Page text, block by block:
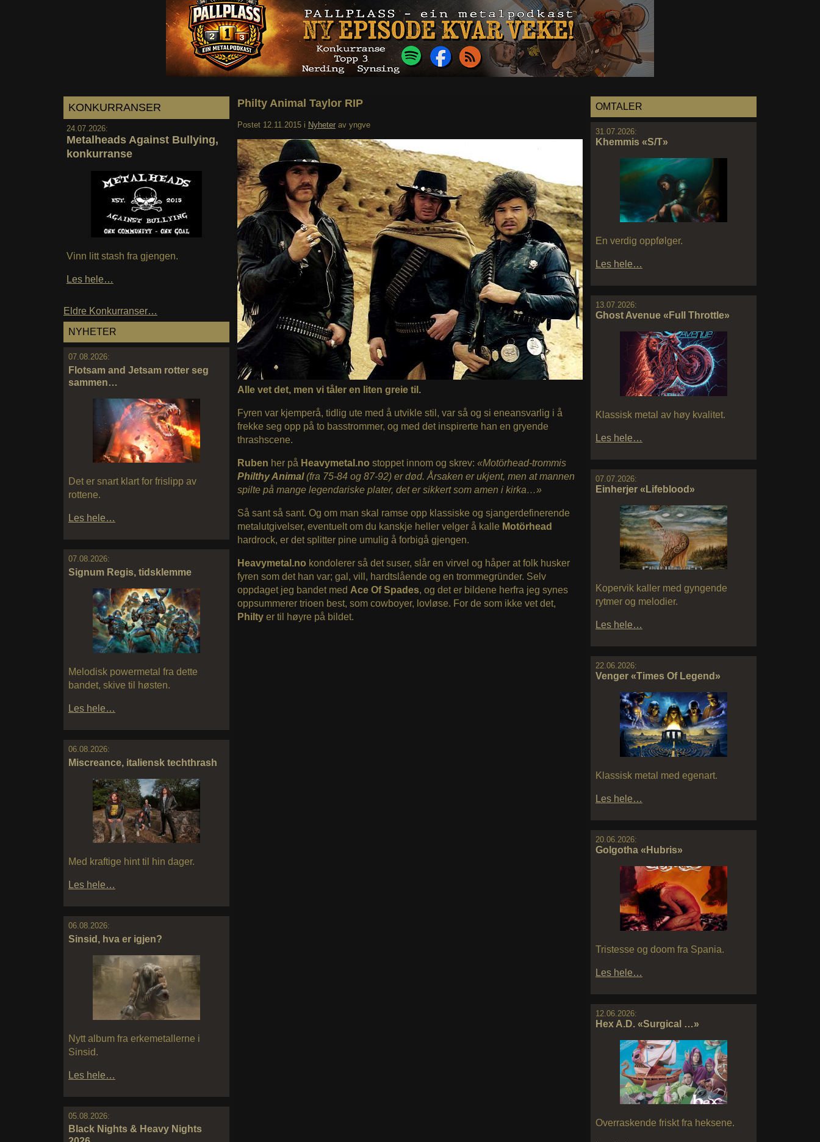
KONKURRANSER
24.07.2026:
Metalheads Against Bullying,
konkurranse
Vinn litt stash fra gjengen.
Les hele…
Eldre Konkurranser…
NYHETER
07.08.2026:
Flotsam and Jetsam rotter seg
sammen…
Det er snart klart for frislipp av
rottene.
Les hele…
07.08.2026:
Signum Regis, tidsklemme
Melodisk powermetal fra dette
bandet, skive til høsten.
Les hele…
06.08.2026:
Miscreance, italiensk techthrash
Med kraftige hint til hin dager.
Les hele…
06.08.2026:
Sinsid, hva er igjen?
Nytt album fra erkemetallerne i
Sinsid.
Les hele…
05.08.2026:
Black Nights & Heavy Nights
OMTALER
31.07.2026:
Khemmis «S/T»
En verdig oppfølger.
Les hele…
13.07.2026:
Ghost Avenue «Full Throttle»
Klassisk metal av høy kvalitet.
Les hele…
07.07.2026:
Einherjer «Lifeblood»
Kopervik kaller med gyngende
rytmer og melodier.
Les hele…
22.06.2026:
Venger «Times Of Legend»
Klassisk metal med egenart.
Les hele…
20.06.2026:
Golgotha «Hubris»
Tristesse og doom fra Spania.
Les hele…
12.06.2026:
Hex A.D. «Surgical …»
Overraskende friskt fra heksene.
Philty Animal Taylor RIP
Postet 12.11.2015 i Nyheter av yngve
Alle vet det, men vi tåler en liten greie til.
Fyren var kjemperå, tidlig ute med å utvikle stil, var så og si eneansvarlig i å
frekke seg opp på to basstrommer, og med det inspirerte han en gryende
thrashscene.
Ruben her på Heavymetal.no stoppet innom og skrev: «Motörhead-trommis
Philthy Animal(fra 75-84 og 87-92) er død. Årsaken er ukjent, men at mannen
spilte på mange legendariske plater, det er sikkert som amen i kirka…»
Så sant så sant. Og om man skal ramse opp klassiske og sjangerdefinerende
metalutgivelser, eventuelt om du kanskje heller velger å kalle Motörhead
hardrock, er det splitter pine umulig å forbigå gjengen.
Heavymetal.no kondolerer så det suser, slår en virvel og håper at folk husker
fyren som det han var; gal, vill, hardtslående og en trommegründer. Selv
oppdaget jeg bandet med Ace Of Spades, og det er bildene herfra jeg synes
oppsummerer trioen best, som cowboyer, lovløse. For de som ikke vet det,
Philty er til høyre på bildet.